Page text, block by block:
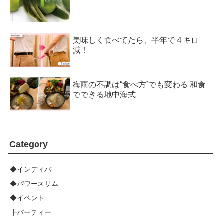
美味しく食べてたら、半年で４キロ
減！
梅雨の不調は“食べ方”でも変わる 和食
でできる地中海式
Category
◆インディバ
◆パワースリム
◆イベント
┣パーティー